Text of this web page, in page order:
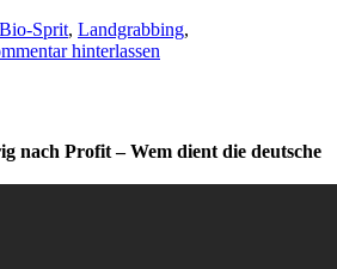
Bio-Sprit, Landgrabbing,
hinterlassen
nach Profit – Wem dient die deutsche